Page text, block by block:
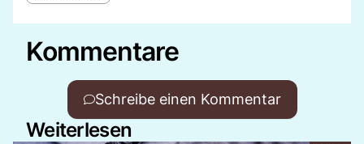
Kommentare
Schreibe einen Kommentar
Weiterlesen